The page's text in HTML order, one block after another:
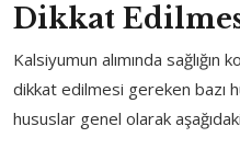
Dikkat
Kalsiyumun alımında
dikkat edilmesi gereken bazı
hususlar genel olarak